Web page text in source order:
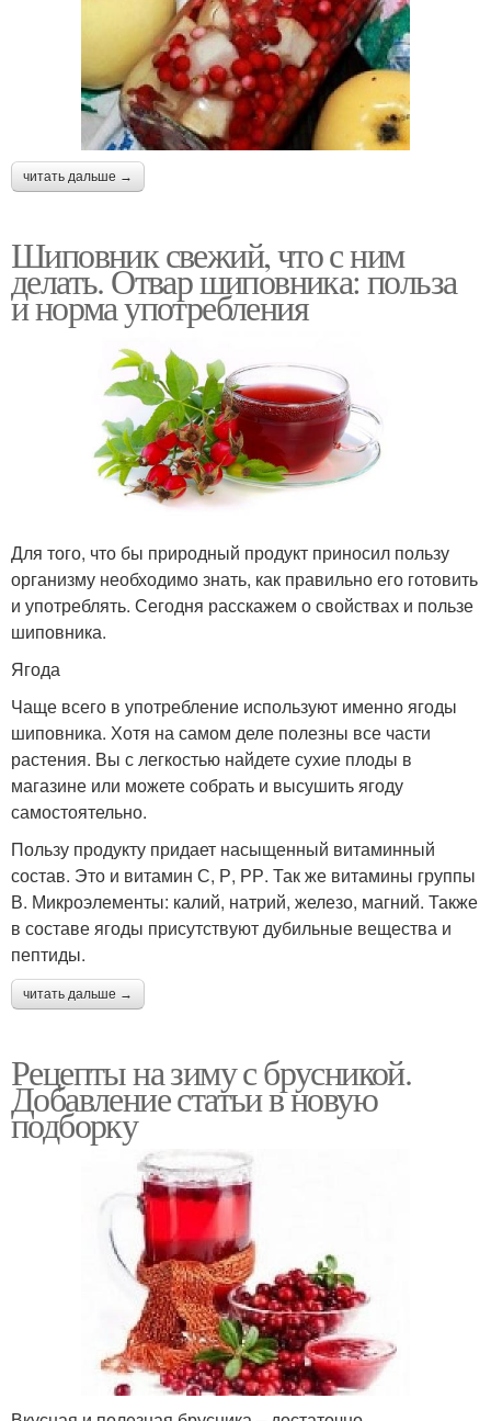
читать дальше →
Шиповник свежий, что с ним
делать. Отвар шиповника: польза
и норма употребления
Для того, что бы природный продукт приносил пользу
организму необходимо знать, как правильно его готовить
и употреблять. Сегодня расскажем о свойствах и пользе
шиповника.
Ягода
Чаще всего в употребление используют именно ягоды
шиповника. Хотя на самом деле полезны все части
растения. Вы с легкостью найдете сухие плоды в
магазине или можете собрать и высушить ягоду
самостоятельно.
Пользу продукту придает насыщенный витаминный
состав. Это и витамин С, Р, РР. Так же витамины группы
В. Микроэлементы: калий, натрий, железо, магний. Также
в составе ягоды присутствуют дубильные вещества и
пептиды.
читать дальше →
Рецепты на зиму с брусникой.
Добавление статьи в новую
подборку